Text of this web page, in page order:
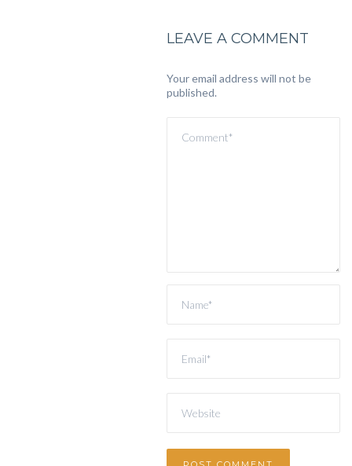
LEAVE A COMMENT
Your email address will not be
published.